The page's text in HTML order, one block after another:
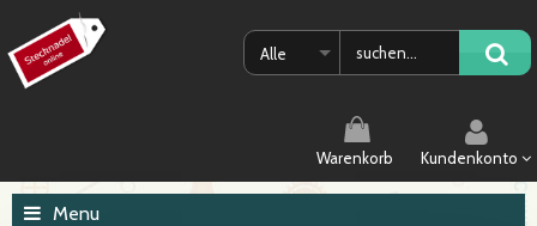
Alle
Warenkorb Kundenkonto
Menu